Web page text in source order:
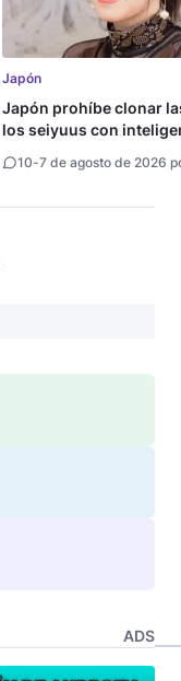
Japón
Japón prohíbe clonar
los seiyuus con
10-7 de agosto de 2026
ADS